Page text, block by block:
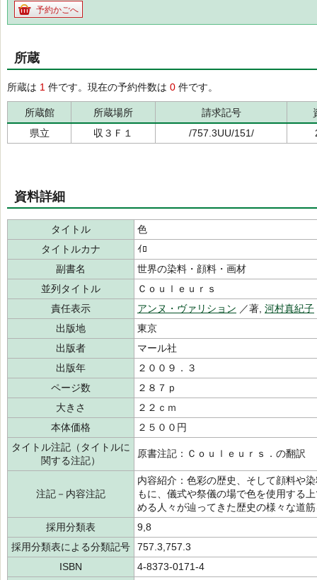
予約かごへ
所蔵
所蔵は 1 件です。現在の予約件数は 0 件です。
所蔵館 所蔵場所 請求記号
県立
収３Ｆ１ /757.3UU/151/
資料詳細
タイトル
色
タイトルカナ
ｲﾛ
副書名
世界の染料・顔料・画材
並列タイトル
Ｃｏｕｌｅｕｒｓ
責任表示
アンヌ・ヴァリション ／著, 河村真紀子
出版地
東京
出版者
マール社
出版年
２００９．３
ページ数
２８７ｐ
大きさ
２２ｃｍ
本体価格
２５００円
タイトル注記（タイトルに
関する注記）
原書注記：Ｃｏｕｌｅｕｒｓ．の翻
注記－内容注記
内容紹介：色彩の歴史、そして顔料や
もに、儀式や祭儀の場で色を使用する
める人々が辿ってきた歴史の様々な道
採用分類表
9,8
採用分類表による分類記号
757.3,757.3
ISBN
4-8373-0171-4